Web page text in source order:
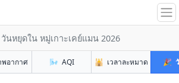
วันหยุดใน หมู่เกาะเคย์แมน 2026
พอากาศ 🌬️ AQI 🕌 เวลาละหมาด 🎉